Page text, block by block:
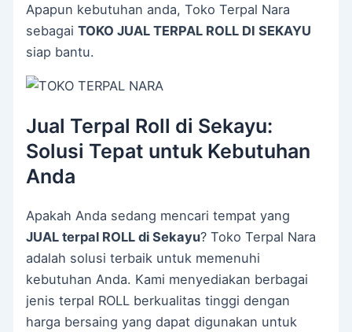
Apapun kebutuhan anda, Toko Terpal Nara
sebagaiTOKO JUAL TERPAL ROLL DI SEKAYU
siap bantu.
Jual Terpal Roll di Sekayu:
Solusi Tepat untuk Kebutuhan
Anda
Apakah Anda sedang mencari tempat yang
JUAL terpal ROLL di Sekayu? Toko Terpal Nara
adalah solusi terbaik untuk memenuhi
kebutuhan Anda. Kami menyediakan berbagai
jenis terpal ROLL berkualitas tinggi dengan
harga bersaing yang dapat digunakan untuk